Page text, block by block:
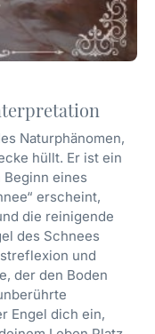
Naturphänomen,
hüllt. Er ist ein
eines
erscheint,
die reinigende
des Schnees
und
der den Boden
Engel dich ein,